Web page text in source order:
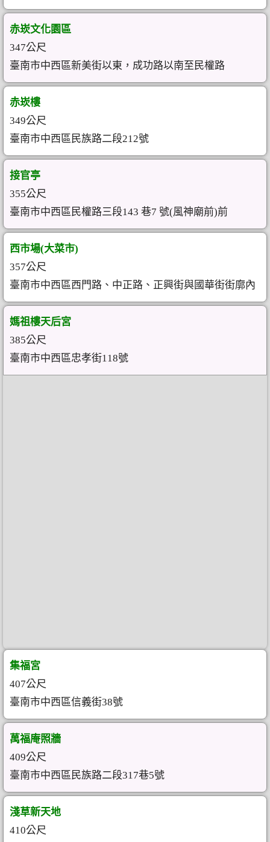
赤崁文化園區
347公尺
臺南市中西區新美街以東，成功路以南至民權路
赤崁樓
349公尺
臺南市中西區民族路二段212號
接官亭
355公尺
臺南市中西區民權路三段143 巷7 號(風神廟前)前
西市場(大菜市)
357公尺
臺南市中西區西門路、中正路、正興街與國華街街廓內
媽祖樓天后宮
385公尺
臺南市中西區忠孝街118號
集福宮
407公尺
臺南市中西區信義街38號
萬福庵照牆
409公尺
臺南市中西區民族路二段317巷5號
淺草新天地
410公尺